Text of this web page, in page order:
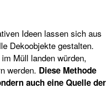
Ideen lassen sich aus
Dekoobjekte gestalten.
Müll landen würden,
werden. Diese Methode
auch eine Quelle der